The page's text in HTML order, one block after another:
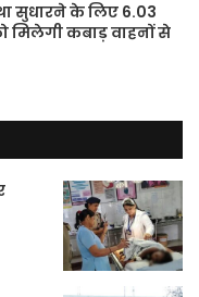
सुधारने के लिए 6.03
मिलेगी कबाड़ वाहनों से